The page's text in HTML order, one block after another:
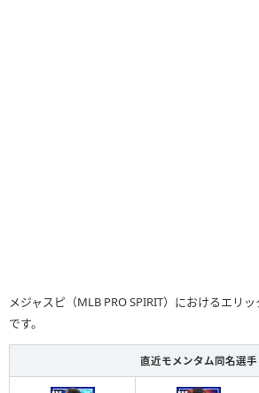
メジャスピ（MLB PRO SPIRIT）におけるエリ
です。
直近モメンタム同名選手